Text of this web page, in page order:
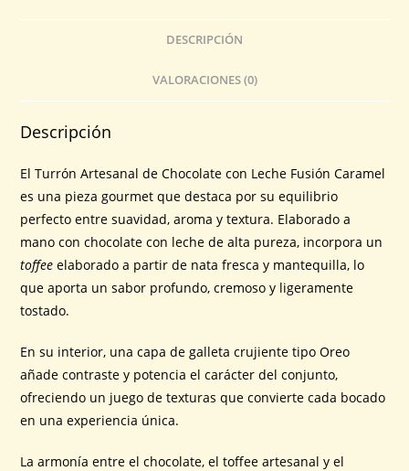
DESCRIPCIÓN
VALORACIONES (0)
Descripción
El Turrón Artesanal de Chocolate con Leche Fusión Caramel
es una pieza gourmet que destaca por su equilibrio
perfecto entre suavidad, aroma y textura. Elaborado a
mano con chocolate con leche de alta pureza, incorpora un
toffee elaborado a partir de nata fresca y mantequilla, lo
que aporta un sabor profundo, cremoso y ligeramente
tostado.
En su interior, una capa de galleta crujiente tipo Oreo
añade contraste y potencia el carácter del conjunto,
ofreciendo un juego de texturas que convierte cada bocado
en una experiencia única.
La armonía entre el chocolate, el toffee artesanal y el